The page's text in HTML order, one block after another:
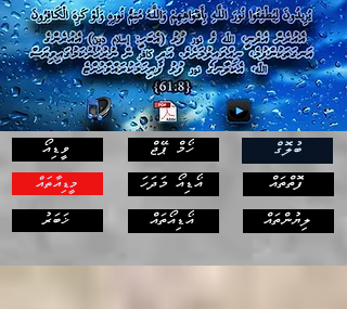
ވީޑިއޯ
މީޑިއާތައް
ޚަބަރު
ހޯމް ޕޭޖް
އޯޑިއޯ މަދަހަ
އޯޑިއޯތައް
ބުލޮގް
ފޮތްތައް
ލިޔުންތައް